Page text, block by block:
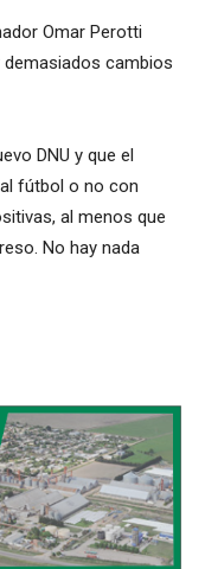
Omar Perotti
cambios
DNU y que el
fútbol o no con
al menos que
No hay nada